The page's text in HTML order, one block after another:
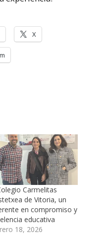
X
Carmelitas
de Vitoria, un
en compromiso y
educativa
18, 2026